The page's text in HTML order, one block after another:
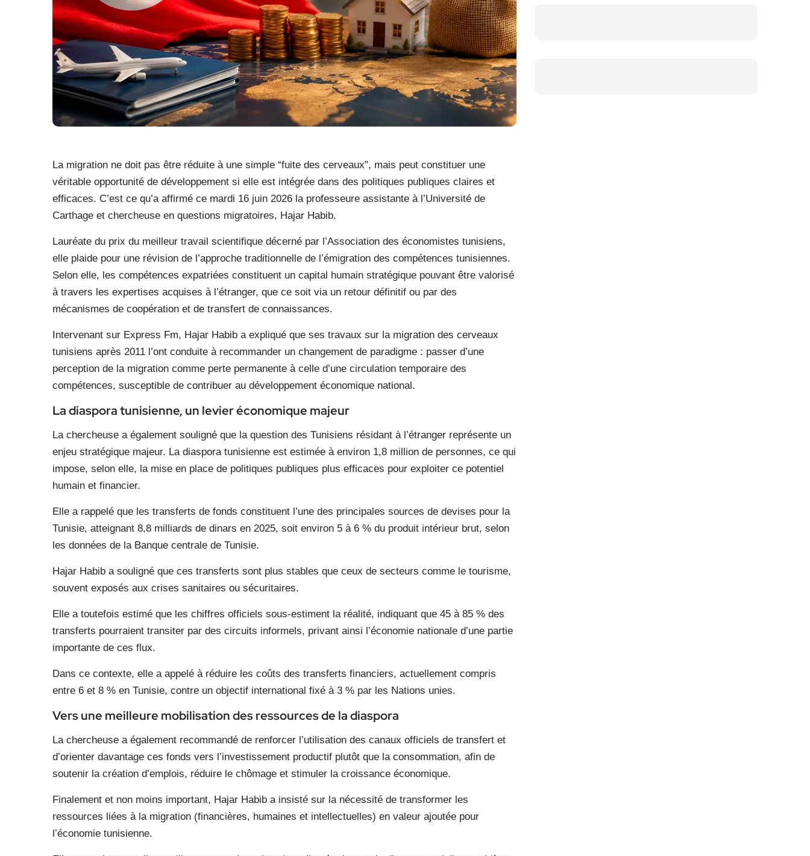
La migration ne doit pas être réduite à une simple “fuite des cerveaux”, mais peut constituer une
véritable opportunité de développement si elle est intégrée dans des politiques publiques claires et
efficaces. C’est ce qu’a affirmé ce mardi 16 juin 2026 la professeure assistante à l’Université de
Carthage et chercheuse en questions migratoires, Hajar Habib.
Lauréate du prix du meilleur travail scientifique décerné par l’Association des économistes tunisiens,
elle plaide pour une révision de l’approche traditionnelle de l’émigration des compétences tunisiennes.
Selon elle, les compétences expatriées constituent un capital humain stratégique pouvant être valorisé
à travers les expertises acquises à l’étranger, que ce soit via un retour définitif ou par des
mécanismes de coopération et de transfert de connaissances.
Intervenant sur Express Fm, Hajar Habib a expliqué que ses travaux sur la migration des cerveaux
tunisiens après 2011 l’ont conduite à recommander un changement de paradigme : passer d’une
perception de la migration comme perte permanente à celle d’une circulation temporaire des
compétences, susceptible de contribuer au développement économique national.
La diaspora tunisienne, un levier économique majeur
La chercheuse a également souligné que la question des Tunisiens résidant à l’étranger représente un
enjeu stratégique majeur. La diaspora tunisienne est estimée à environ 1,8 million de personnes, ce qui
impose, selon elle, la mise en place de politiques publiques plus efficaces pour exploiter ce potentiel
humain et financier.
Elle a rappelé que les transferts de fonds constituent l’une des principales sources de devises pour la
Tunisie, atteignant 8,8 milliards de dinars en 2025, soit environ 5 à 6 % du produit intérieur brut, selon
les données de la Banque centrale de Tunisie.
Hajar Habib a souligné que ces transferts sont plus stables que ceux de secteurs comme le tourisme,
souvent exposés aux crises sanitaires ou sécuritaires.
Elle a toutefois estimé que les chiffres officiels sous-estiment la réalité, indiquant que 45 à 85 % des
transferts pourraient transiter par des circuits informels, privant ainsi l’économie nationale d’une partie
importante de ces flux.
Dans ce contexte, elle a appelé à réduire les coûts des transferts financiers, actuellement compris
entre 6 et 8 % en Tunisie, contre un objectif international fixé à 3 % par les Nations unies.
Vers une meilleure mobilisation des ressources de la diaspora
La chercheuse a également recommandé de renforcer l’utilisation des canaux officiels de transfert et
d’orienter davantage ces fonds vers l’investissement productif plutôt que la consommation, afin de
soutenir la création d’emplois, réduire le chômage et stimuler la croissance économique.
Finalement et non moins important, Hajar Habib a insisté sur la nécessité de transformer les
ressources liées à la migration (financières, humaines et intellectuelles) en valeur ajoutée pour
l’économie tunisienne.